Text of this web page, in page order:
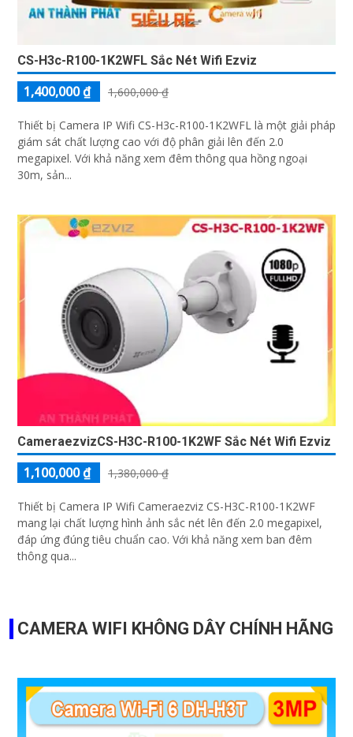
CS-H3c-R100-1K2WFL Sắc Nét Wifi Ezviz
1,400,000 ₫ 1,600,000 ₫
Thiết bị Camera IP Wifi CS-H3c-R100-1K2WFL là một giải pháp
giám sát chất lượng cao với độ phân giải lên đến 2.0
megapixel. Với khả năng xem đêm thông qua hồng ngoại
30m, sản...
CameraezvizCS-H3C-R100-1K2WF Sắc Nét Wifi Ezviz
1,100,000 ₫ 1,380,000 ₫
Thiết bị Camera IP Wifi Cameraezviz CS-H3C-R100-1K2WF
mang lại chất lượng hình ảnh sắc nét lên đến 2.0 megapixel,
đáp ứng đúng tiêu chuẩn cao. Với khả năng xem ban đêm
thông qua...
CAMERA WIFI KHÔNG DÂY CHÍNH HÃNG